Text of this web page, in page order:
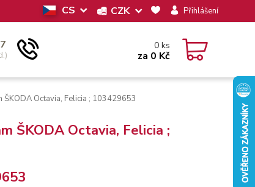
CS CZK Přihlášení
0 ks
za 0 Kč
Octavia, Felicia ; 103429653
ŠKODA Octavia, Felicia ;